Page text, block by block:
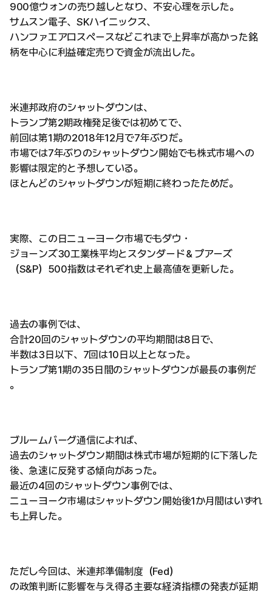
900億ウォンの売り越しとなり、不安心理を示した。
サムスン電子、SKハイニックス、
ハンファエアロスペースなどこれまで上昇率が高かった銘
柄を中心に利益確定売りで資金が流出した。
米連邦政府のシャットダウンは、
トランプ第2期政権発足後では初めてで、
前回は第1期の2018年12月で7年ぶりだ。
市場では7年ぶりのシャットダウン開始でも株式市場への
影響は限定的と予想している。
ほとんどのシャットダウンが短期に終わったためだ。
実際、この日ニューヨーク市場でもダウ・
ジョーンズ30工業株平均とスタンダード＆プアーズ
（S&P）500指数はそれぞれ史上最高値を更新した。
過去の事例では、
合計20回のシャットダウンの平均期間は8日で、
半数は3日以下、7回は10日以上となった。
トランプ第1期の35日間のシャットダウンが最長の事例だ
。
ブルームバーグ通信によれば、
過去のシャットダウン期間は株式市場が短期的に下落した
後、急速に反発する傾向があった。
最近の4回のシャットダウン事例では、
ニューヨーク市場はシャットダウン開始後1か月間はいずれ
も上昇した。
ただし今回は、米連邦準備制度（Fed）
の政策判断に影響を与え得る主要な経済指標の発表が延期